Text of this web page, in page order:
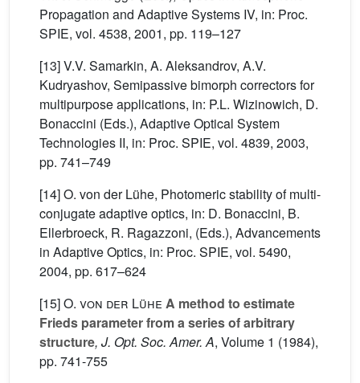
Propagation and Adaptive Systems IV, in: Proc.
SPIE, vol. 4538, 2001, pp. 119–127
[13] V.V. Samarkin, A. Aleksandrov, A.V.
Kudryashov, Semipassive bimorph correctors for
multipurpose applications, in: P.L. Wizinowich, D.
Bonaccini (Eds.), Adaptive Optical System
Technologies II, in: Proc. SPIE, vol. 4839, 2003,
pp. 741–749
[14] O. von der Lühe, Photomeric stability of multi-
conjugate adaptive optics, in: D. Bonaccini, B.
Ellerbroeck, R. Ragazzoni, (Eds.), Advancements
in Adaptive Optics, in: Proc. SPIE, vol. 5490,
2004, pp. 617–624
[15]O. von der Lühe A method to estimate
Frieds parameter from a series of arbitrary
structure, J. Opt. Soc. Amer. A, Volume 1 (1984),
pp. 741-755